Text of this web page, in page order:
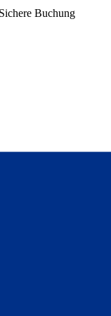
Sichere Buchung